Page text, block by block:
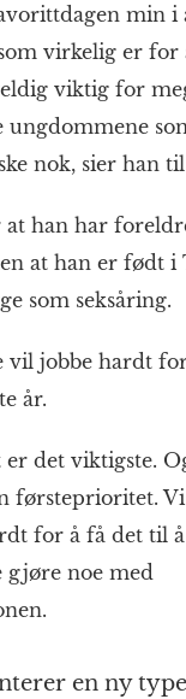
min i
virkelig er for
viktig for
ungdommene
nok, sier han til
han har
at han er født i
som seksåring.
vil jobbe hardt
år.
er det viktigste.
førsteprioritet.
for å få det til
gjøre noe med
en ny